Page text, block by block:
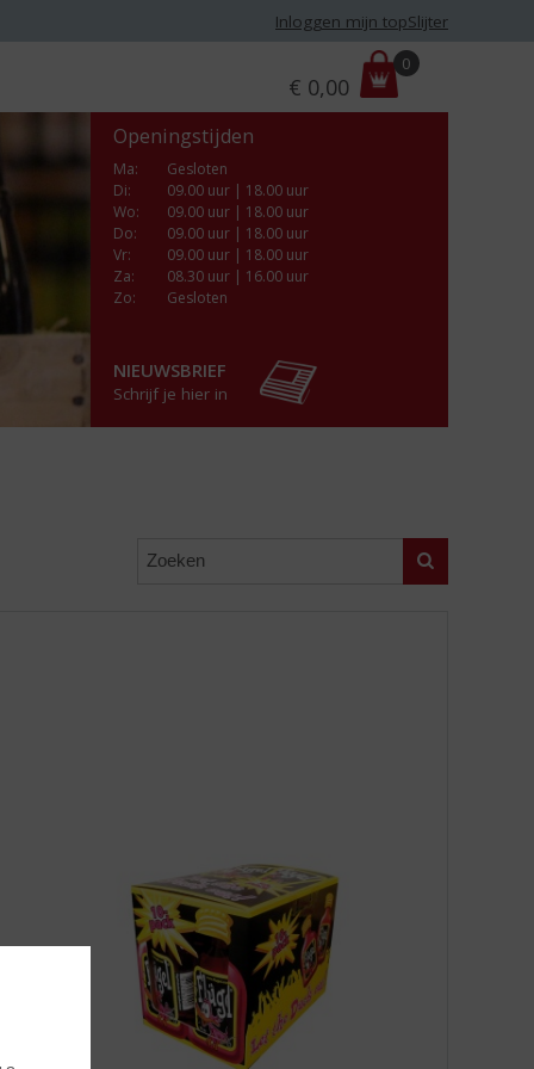
Inloggen mijn topSlijter
r
i
:
€ 0,00
0
Openingstijden
Ma:
Gesloten
Di:
09.00 uur | 18.00 uur
Wo:
09.00 uur | 18.00 uur
Do:
09.00 uur | 18.00 uur
Vr:
09.00 uur | 18.00 uur
Za:
08.30 uur | 16.00 uur
Zo:
Gesloten
NIEUWSBRIEF
Schrijf je hier in
Zoeken